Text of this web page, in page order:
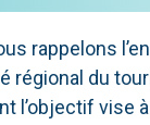
rappelons
régional du
l’objectif vise